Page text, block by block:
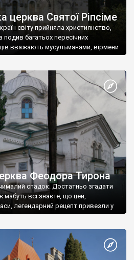
церква Святої Ріпсіме
світу прийняла християнство,
подив багатьох пересічних
вважають мусульманами, вірмени
Феодора Тирона
спадок. Достатньо згадати
мабуть всі знаєте, що цей,
легендарний рецепт привезли у